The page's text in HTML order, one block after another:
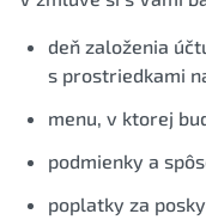
deň založenia
s prostriedkami
menu, v ktorej
podmienky a
poplatky za